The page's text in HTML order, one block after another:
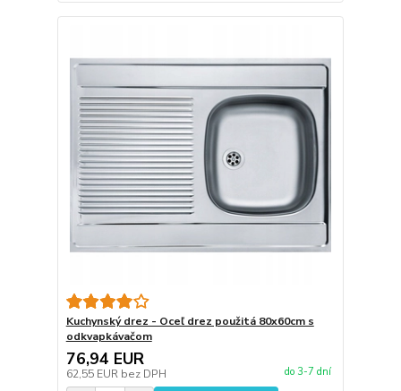
Kuchynský drez - Oceľ drez použitá 80x60cm s
odkvapkávačom
76,94 EUR
62,55 EUR bez DPH do 3-7 dní